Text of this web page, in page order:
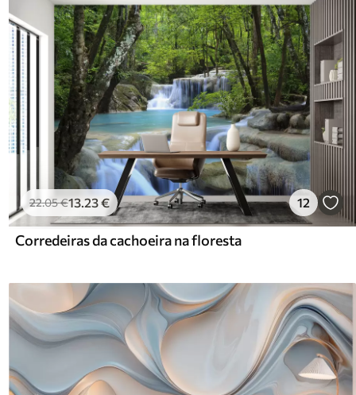
22.05€13.23€ 12
Corredeiras da cachoeira na floresta